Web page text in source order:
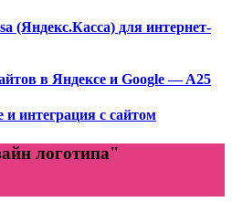
(Яндекс.Касса) для интернет-
в Яндексе и Google — A25
и интеграция с сайтом
логотипа"